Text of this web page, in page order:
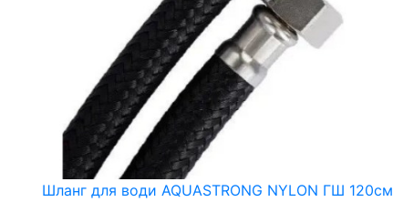
Шланг для води AQUASTRONG NYLON ГШ 120см